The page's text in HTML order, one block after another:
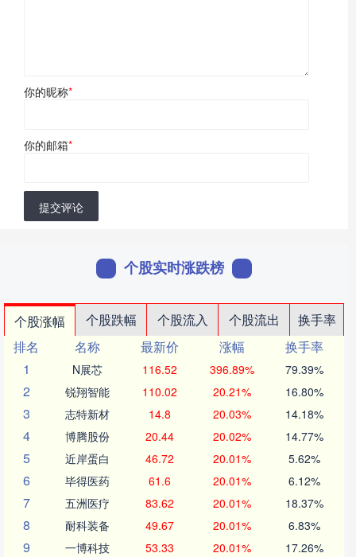
你的昵称*
你的邮箱*
提交评论
个股实时涨跌榜
个股涨幅 个股跌幅 个股流入 个股流出
换手率
排名
名称 最新价 涨幅
换手率
1
N展芯 116.52 396.89% 79.39%
2 锐翔智能 110.02 20.21% 16.80%
3 志特新材 14.8 20.03% 14.18%
4 博腾股份 20.44 20.02% 14.77%
5 近岸蛋白 46.72 20.01% 5.62%
6 毕得医药 61.6 20.01% 6.12%
7 五洲医疗 83.62 20.01% 18.37%
8 耐科装备 49.67 20.01% 6.83%
9 一博科技 53.33 20.01% 17.26%